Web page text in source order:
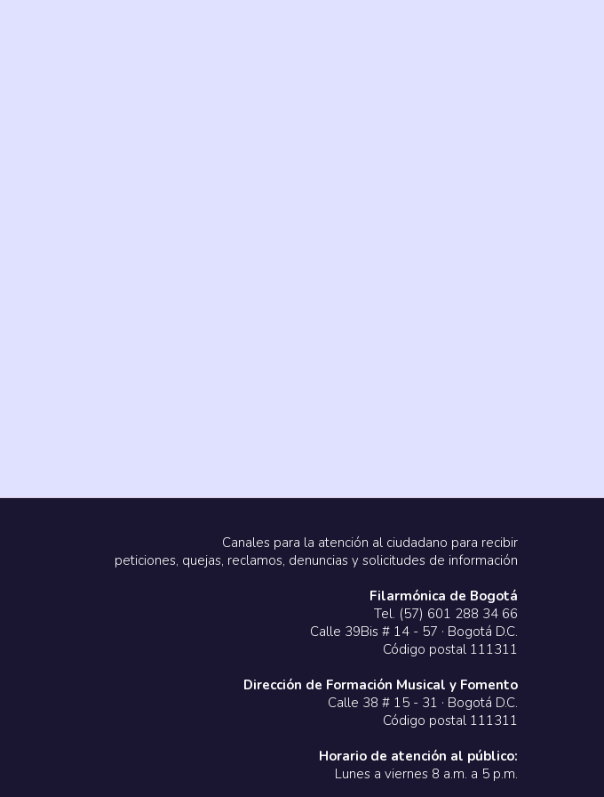
Canales para la atención al ciudadano para recibir
peticiones, quejas, reclamos, denuncias y solicitudes de información
Filarmónica de Bogotá
Tel. (57) 601 288 34 66
Calle 39Bis # 14 - 57 · Bogotá D.C.
Código postal 111311
Dirección de Formación Musical y Fomento
Calle 38 # 15 - 31 · Bogotá D.C.
Código postal 111311
Horario de atención al público:
Lunes a viernes 8 a.m. a 5 p.m.